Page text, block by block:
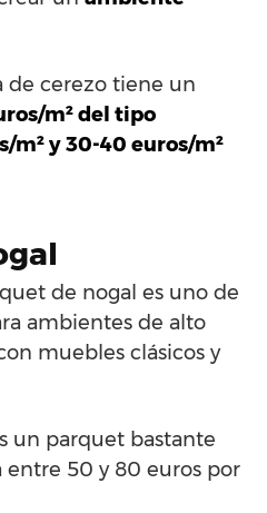
de cerezo tiene un
m² del tipo
m² y 30-40 euros/m²
de nogal es uno de
ambientes de alto
muebles clásicos y
un parquet bastante
entre 50 y 80 euros por